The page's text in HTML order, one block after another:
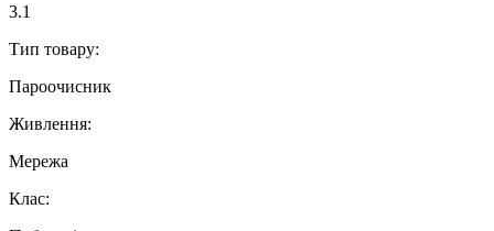
3.1
Тип товару:
Пароочисник
Живлення:
Мережа
Клас: